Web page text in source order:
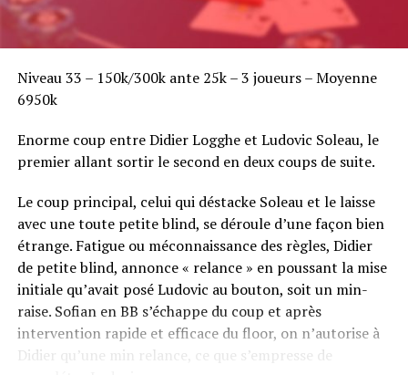
Niveau 33 – 150k/300k ante 25k – 3 joueurs – Moyenne
6950k
Enorme coup entre Didier Logghe et Ludovic Soleau, le
premier allant sortir le second en deux coups de suite.
Le coup principal, celui qui déstacke Soleau et le laisse
avec une toute petite blind, se déroule d’une façon bien
étrange. Fatigue ou méconnaissance des règles, Didier
de petite blind, annonce « relance » en poussant la mise
initiale qu’avait posé Ludovic au bouton, soit un min-
raise. Sofian en BB s’échappe du coup et après
intervention rapide et efficace du floor, on n’autorise à
Didier qu’une min relance, ce que s’empresse de